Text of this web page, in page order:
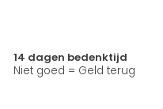
14 dagen bedenktijd
Niet goed = Geld terug